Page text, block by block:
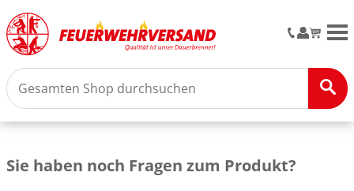
Sie haben noch Fragen zum Produkt?